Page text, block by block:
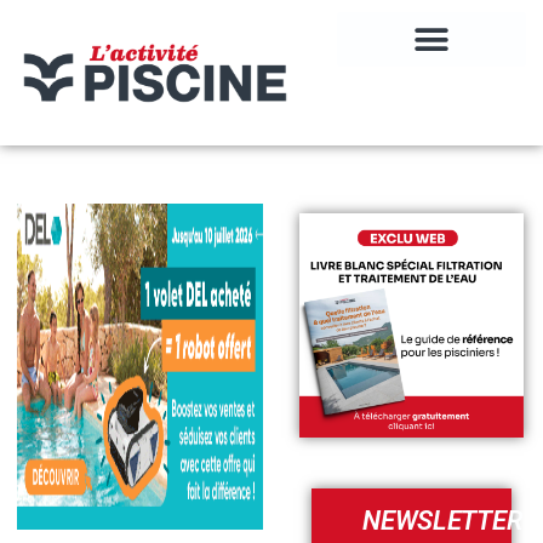
NEWSLETTER